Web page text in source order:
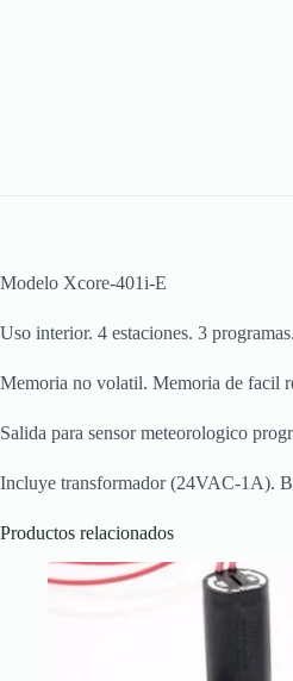
Modelo Xcore-401i-E
Uso interior. 4 estaciones. 3
Memoria no volatil. Memoria de facil
Salida para sensor meteorologico
Incluye transformador (24VAC-1A).
Productos relacionados